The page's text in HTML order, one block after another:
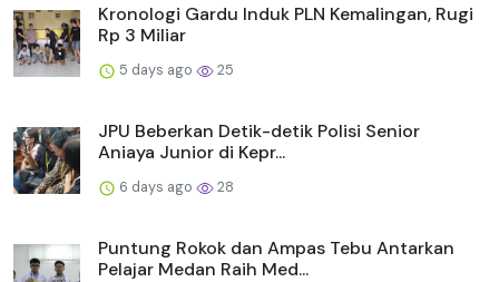
Kronologi Gardu Induk PLN Kemalingan, Rugi
Rp 3 Miliar
5 days ago 25
JPU Beberkan Detik-detik Polisi Senior
Aniaya Junior di Kepr...
6 days ago 28
Puntung Rokok dan Ampas Tebu Antarkan
Pelajar Medan Raih Med...